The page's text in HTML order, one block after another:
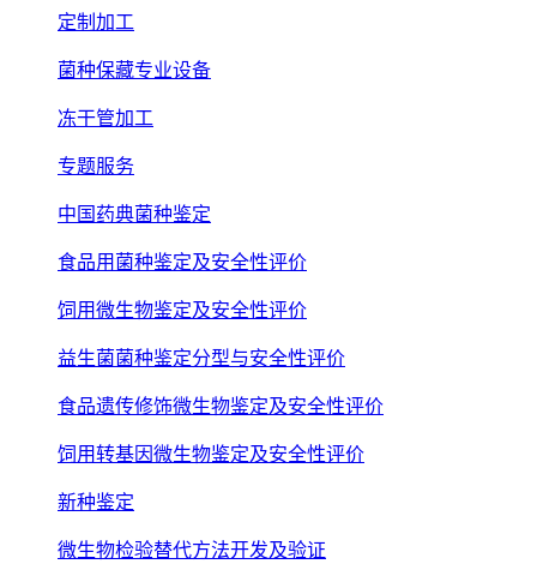
定制加工
菌种保藏专业设备
冻干管加工
专题服务
中国药典菌种鉴定
食品用菌种鉴定及安全性评价
饲用微生物鉴定及安全性评价
益生菌菌种鉴定分型与安全性评价
食品遗传修饰微生物鉴定及安全性评价
饲用转基因微生物鉴定及安全性评价
新种鉴定
微生物检验替代方法开发及验证